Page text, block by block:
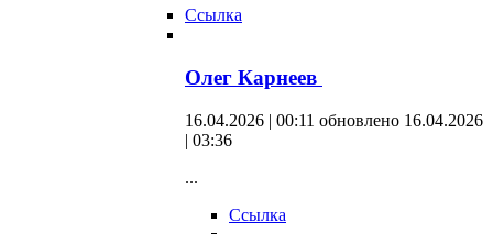
Ссылка
Олег Карнеев
16.04.2026 | 00:11 обновлено 16.04.2026
| 03:36
...
Ссылка